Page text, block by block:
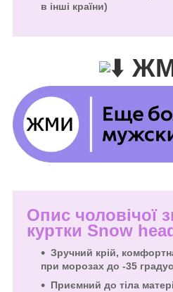
в інші країни)
Опис чоловічої
куртки Snow
Зручний крій,
при морозах до -35
Приємний до тіла